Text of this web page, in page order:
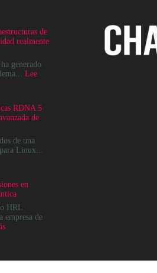
de
realmente
generado
Lee
RDNA 5
de
de una
Linux...
en
HRL
empresa de
: